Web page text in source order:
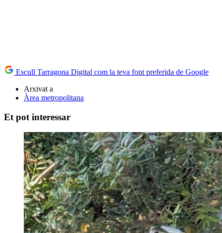
Escull Tarragona Digital com la teva font preferida de Google
Arxivat a
Àrea metropolitana
Et pot interessar